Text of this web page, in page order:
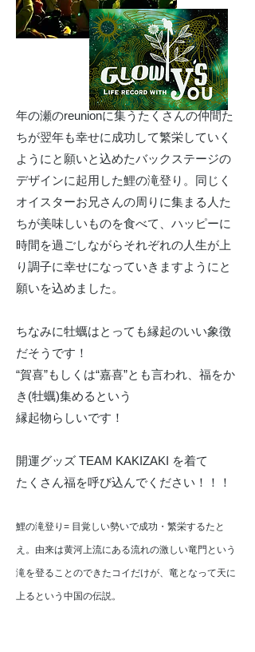
年の瀬のreunionに集うたくさんの仲間た
ちが翌年も幸せに成功して繁栄していく
ようにと願いと込めたバックステージの
デザインに起用した鯉の滝登り。同じく
オイスターお兄さんの周りに集まる人た
ちが美味しいものを食べて、ハッピーに
時間を過ごしながらそれぞれの人生が上
り調子に幸せになっていきますようにと
願いを込めました。
ちなみに牡蠣はとっても縁起のいい象徴
だそうです！
“賀喜”もしくは“嘉喜”とも言われ、福をか
き(牡蠣)集めるという
縁起物らしいです！
開運グッズ TEAM KAKIZAKI を着て
たくさん福を呼び込んでください！！！
鯉の滝登り= 目覚しい勢いで成功・繁栄するたと
え。由来は黄河上流にある流れの激しい竜門という
滝を登ることのできたコイだけが、竜となって天に
上るという中国の伝説。